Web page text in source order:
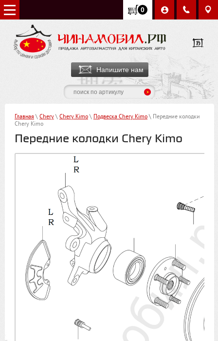
0
Напишите нам
Главная \ Chery \ Chery Kimo \ Подвеска Chery Kimo \ Передние колодки
Chery Kimo
Передние колодки Chery Kimo